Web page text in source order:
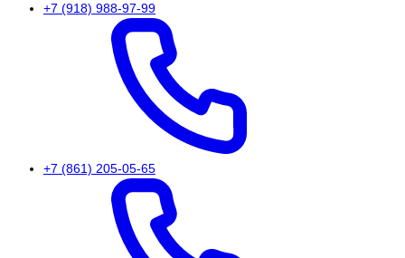
+7 (918) 988-97-99
+7 (861) 205-05-65